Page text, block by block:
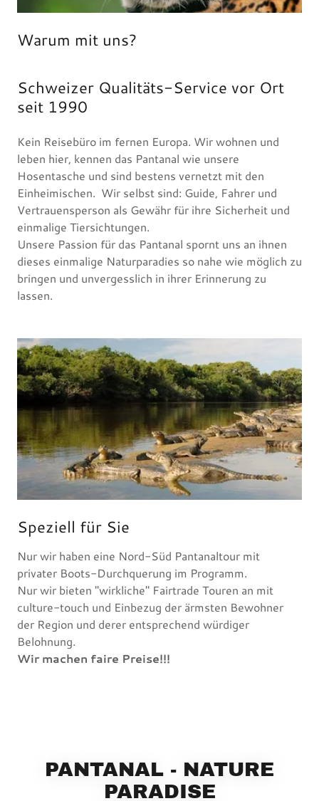
Warum mit uns?
Schweizer Qualitäts-Service vor Ort
seit 1990
Kein Reisebüro im fernen Europa. Wir wohnen und
leben hier, kennen das Pantanal wie unsere
Hosentasche und sind bestens vernetzt mit den
Einheimischen. Wir selbst sind: Guide, Fahrer und
Vertrauensperson als Gewähr für ihre Sicherheit und
einmalige Tiersichtungen.
Unsere Passion für das Pantanal spornt uns an ihnen
dieses einmalige Naturparadies so nahe wie möglich zu
bringen und unvergesslich in ihrer Erinnerung zu
lassen.
Speziell für Sie
Nur wir haben eine Nord-Süd Pantanaltour mit
privater Boots-Durchquerung im Programm.
Nur wir bieten "wirkliche" Fairtrade Touren an mit
culture-touch und Einbezug der ärmsten Bewohner
der Region und derer entsprechend würdiger
Belohnung.
Wir machen faire Preise!!!
PANTANAL - NATURE
PARADISE